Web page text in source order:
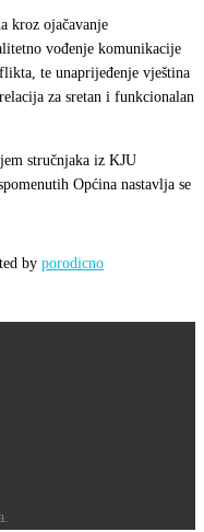
kroz ojačavanje
vođenje komunikacije
te unaprijeđenje vještina
za sretan i funkcionalan
stručnjaka iz KJU
Općina nastavlja se
by porodicno